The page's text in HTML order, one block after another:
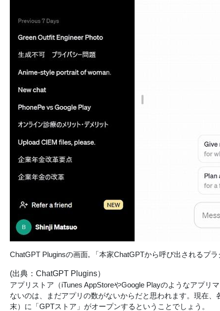
ChatGPT Pluginsの画面, 「本家ChatGPTから呼び出されるプ
(出典：ChatGPT Plugins）
アプリストア（iTunes AppStoreやGoogle Playのようなアプ
ないのは、まだアプリの数がないからだと思われます。現在
末）に「GPTストア」がオープンするということでしょう。